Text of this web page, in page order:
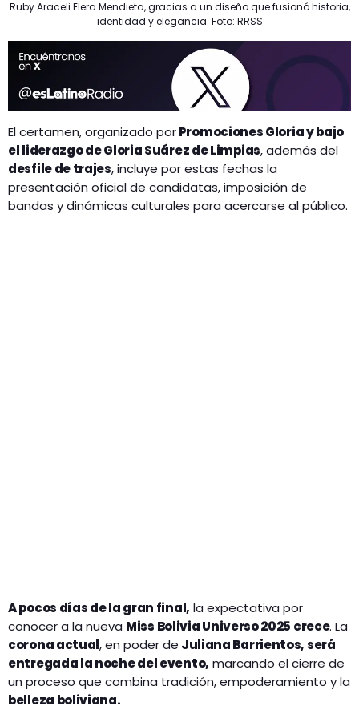
Ruby Araceli Elera Mendieta, gracias a un diseño que fusionó historia,
identidad y elegancia. Foto: RRSS
El certamen, organizado porPromociones Gloria y bajo
el liderazgo de Gloria Suárez de Limpias, además del
desfile de trajes, incluye por estas fechas la
presentación oficial de candidatas, imposición de
bandas y dinámicas culturales para acercarse al público.
A pocos días de la gran final, la expectativa por
conocer a la nueva Miss Bolivia Universo 2025 crece. La
corona actual, en poder de Juliana Barrientos, será
entregada la noche del evento, marcando el cierre de
un proceso que combina tradición, empoderamiento y la
belleza boliviana.